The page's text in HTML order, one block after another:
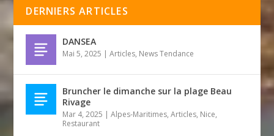
DERNIERS ARTICLES
DANSEA
Mai 5, 2025 |Articles, News Tendance
Bruncher le dimanche sur la plage Beau
Rivage
Mar 4, 2025 |Alpes-Maritimes,Articles, Nice,
Restaurant